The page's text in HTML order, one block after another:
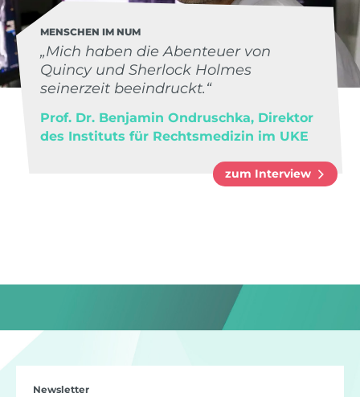
MENSCHEN IM NUM
„Mich haben die Abenteuer von
Quincy und Sherlock Holmes
seinerzeit beeindruckt.“
Prof. Dr. Benjamin Ondruschka, Direktor
des Instituts für Rechtsmedizin im UKE
zum Interview
Newsletter